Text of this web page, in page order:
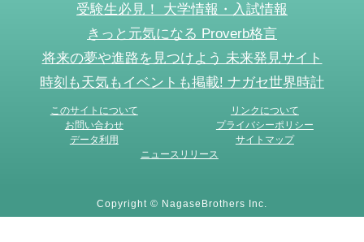
受験生必見！ 大学情報・入試情報
きっと元気になる Proverb格言
将来の夢や進路を見つけよう 未来発見サイト
時刻も天気もイベントも掲載! ナガセ世界時計
このサイトについて
リンクについて
お問い合わせ
プライバシーポリシー
データ利用
サイトマップ
ニュースリリース
Copyright © NagaseBrothers Inc.